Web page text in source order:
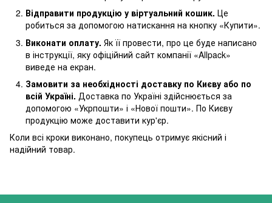
Відправити продукцію у віртуальний кошик. Це
робиться за допомогою натискання на кнопку «Купити».
Виконати оплату. Як її провести, про це буде написано
в інструкції, яку офіційний сайт компанії «Allpack»
виведе на екран.
Замовити за необхідності доставку по Києву або по
всій Україні. Доставка по Україні здійснюється за
допомогою «Укрпошти» і «Нової пошти». По Києву
продукцію може доставити кур'єр.
Коли всі кроки виконано, покупець отримує якісний і
надійний товар.